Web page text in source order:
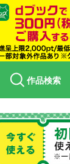
作品検索